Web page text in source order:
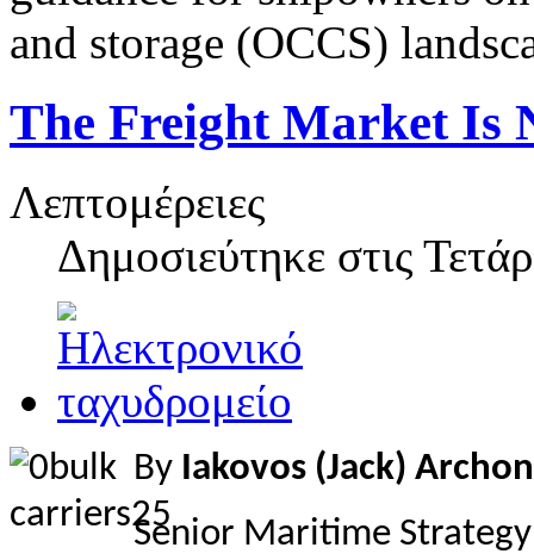
and storage (OCCS)
The Freight Market Is
Λεπτομέρειες
Δημοσιεύτηκε στις
By Iakovos (Jack)
Senior Maritime